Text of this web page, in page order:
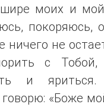
шире моих и
покоряюсь,
ничего не
с Тобой,
и
«Боже